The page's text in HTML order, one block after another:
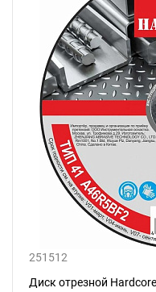
251512
Диск отрезной